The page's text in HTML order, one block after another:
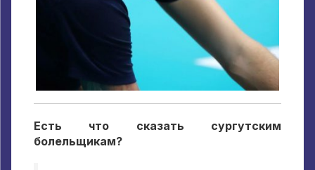
Есть что сказать сургутским
болельщикам?